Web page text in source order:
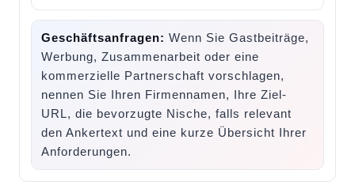
Geschäftsanfragen: Wenn Sie Gastbeiträge,
Werbung, Zusammenarbeit oder eine
kommerzielle Partnerschaft vorschlagen,
nennen Sie Ihren Firmennamen, Ihre Ziel-
URL, die bevorzugte Nische, falls relevant
den Ankertext und eine kurze Übersicht Ihrer
Anforderungen.